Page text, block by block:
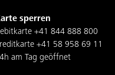
sperren
+41 844 888 800
+41 58 958 69 11
am Tag geöffnet